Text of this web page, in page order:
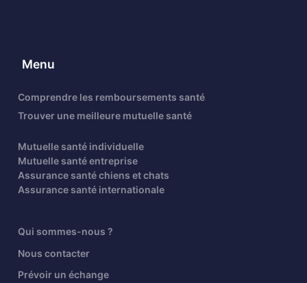
Menu
Comprendre les remboursements santé
Trouver une meilleure mutuelle santé
Mutuelle santé individuelle
Mutuelle santé entreprise
Assurance santé chiens et chats
Assurance santé internationale
Qui sommes-nous ?
Nous contacter
Prévoir un échange